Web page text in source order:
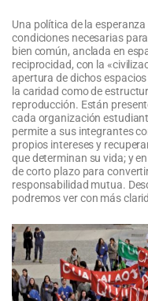
Una política de la
condiciones necesarias
bien común, anclada en
reciprocidad, con la
apertura de dichos
la caridad como de
reproducción. Están
cada organización
permite a sus integrantes
propios intereses y
que determinan su vida; y
de corto plazo para
responsabilidad mutua.
podremos ver con más